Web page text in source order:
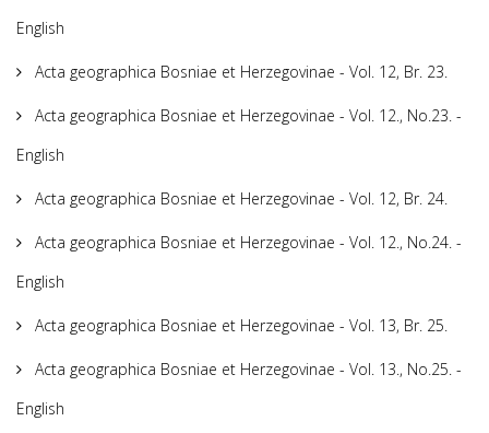
English
Acta geographica Bosniae et Herzegovinae - Vol. 12, Br. 23.
Acta geographica Bosniae et Herzegovinae - Vol. 12., No.23. -
English
Acta geographica Bosniae et Herzegovinae - Vol. 12, Br. 24.
Acta geographica Bosniae et Herzegovinae - Vol. 12., No.24. -
English
Acta geographica Bosniae et Herzegovinae - Vol. 13, Br. 25.
Acta geographica Bosniae et Herzegovinae - Vol. 13., No.25. -
English